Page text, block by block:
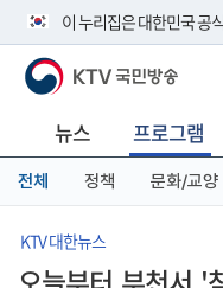
이 누리집은 대한민국 공
공식 누리집 주소 확인하기
니다.
이밖에 or.kr 또는 .kr등 다
서 도메인 주소를 확인해 보
KTV 국민방송
뉴스 프로그램
전체 정책 문화/교양
KTV 대한뉴스